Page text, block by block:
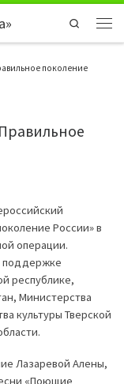
Search
поколение
России» в
операции.
поддержке
республике,
Министерства
культуры Тверской
Лазаревой Алены,
«Поющие